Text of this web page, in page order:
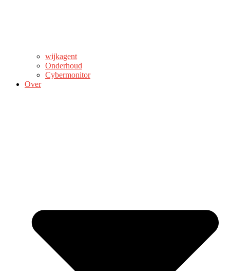
wijkagent
Onderhoud
Cybermonitor
Over